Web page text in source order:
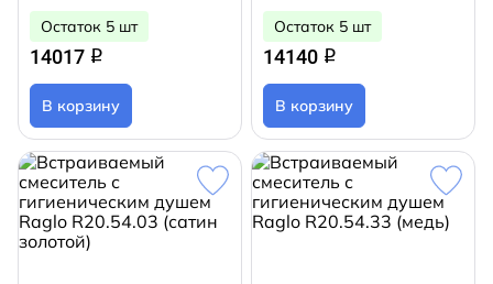
Остаток 5 шт
14017 q
В корзину
Остаток 5 шт
14140 q
В корзину